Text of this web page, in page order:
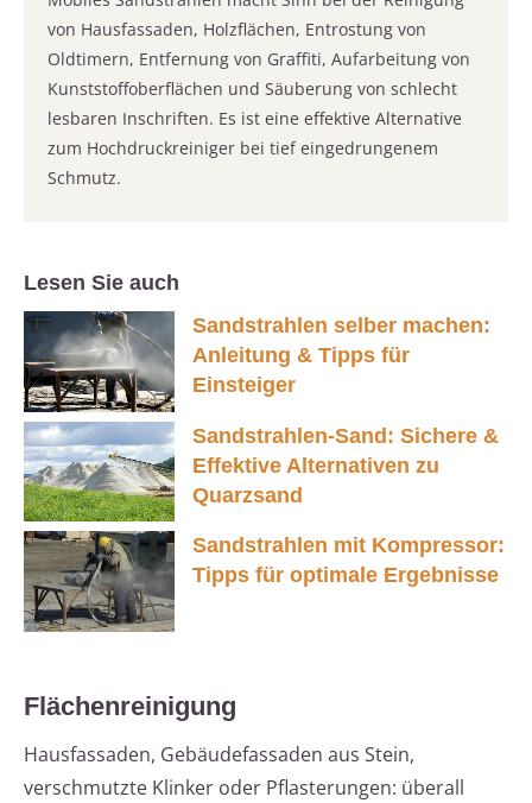
von Hausfassaden, Holzflächen, Entrostung von
Oldtimern, Entfernung von Graffiti, Aufarbeitung von
Kunststoffoberflächen und Säuberung von schlecht
lesbaren Inschriften. Es ist eine effektive Alternative
zum Hochdruckreiniger bei tief eingedrungenem
Schmutz.
Lesen Sie auch
Sandstrahlen selber machen:
Anleitung & Tipps für
Einsteiger
Sandstrahlen-Sand: Sichere &
Effektive Alternativen zu
Quarzsand
Sandstrahlen mit Kompressor:
Tipps für optimale Ergebnisse
Flächenreinigung
Hausfassaden, Gebäudefassaden aus Stein,
verschmutzte Klinker oder Pflasterungen: überall